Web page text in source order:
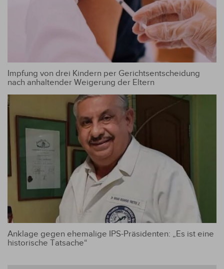
Impfung von drei Kindern per Gerichtsentscheidung
nach anhaltender Weigerung der Eltern
Anklage gegen ehemalige IPS-Präsidenten: „Es ist eine
historische Tatsache“